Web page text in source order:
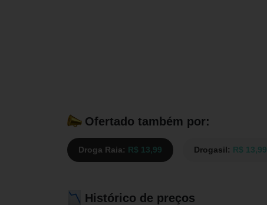
Ofertado também por:
Droga Raia: R$ 13,99 Drogasil: R$ 13,99
Histórico de preços